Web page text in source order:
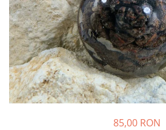
Colier / Pandantiv
Brățară
Bijuterii copii
Colier / Pandantiv
Colier de prietenie
Brățară
85,00 RON